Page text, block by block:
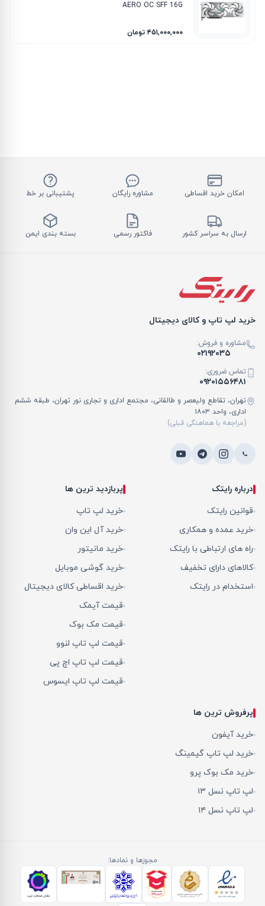
AERO OC SFF 16G
۴۵۱٬۰۰۰٬۰۰۰ تومان
امکان خرید اقساطی مشاوره رایگان پشتیبانی بر خط
ارسال به سراسر کشور فاکتور رسمی بسته بندی ایمن
خرید لپ تاپ و کالای دیجیتال
مشاوره و فروش:
۰۲۱۹۲۰۳۵
تماس ضروری:
۰۹۲۰۱۵۵۶۴۸۱
تهران، تقاطع ولیعصر و طالقانی، مجتمع اداری و تجاری نور تهران، طبقه ششم
اداری، واحد ۱۸۰۳
(مراجعه با هماهنگی قبلی)
درباره رایتک
قوانین رایتک
خرید عمده و همکاری
راه های ارتباطی با رایتک
کالاهای دارای تخفیف
استخدام در رایتک
پربازدید ترین ها
خرید لپ تاپ
خرید آل این وان
خرید مانیتور
خرید گوشی موبایل
خرید اقساطی کالای دیجیتال
قیمت آیمک
قیمت مک بوک
قیمت لپ تاپ لنوو
قیمت لپ تاپ اچ پی
قیمت لپ تاپ ایسوس
پرفروش ترین ها
خرید آیفون
خرید لپ تاپ گیمینگ
خرید مک بوک پرو
لپ تاپ نسل ۱۳
لپ تاپ نسل ۱۴
مجوزها و نمادها: